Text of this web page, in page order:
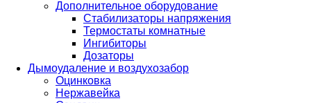
Дополнительное оборудование
Стабилизаторы напряжения
Термостаты комнатные
Ингибиторы
Дозаторы
Дымоудаление и воздухозабор
Оцинковка
Нержавейка